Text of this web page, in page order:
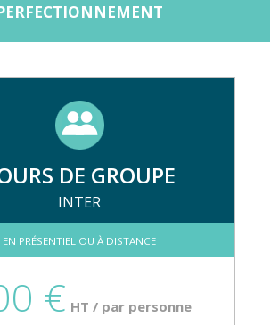
DE GROUPE
INTER
EN PRÉSENTIEL OU À DISTANCE
€ HT / par personne